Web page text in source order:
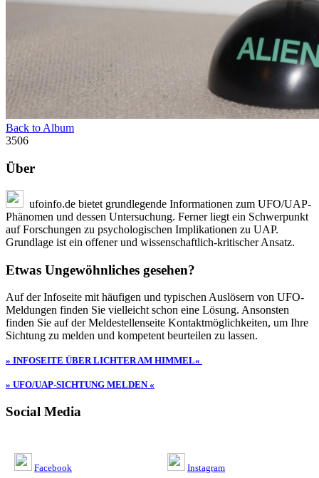
Back to Album
3506
Über
ufoinfo.de bietet grundlegende Informationen zum UFO/UAP-
Phänomen und dessen Untersuchung. Ferner liegt ein Schwerpunkt
auf Forschungen zu psychologischen Implikationen zu UAP.
Grundlage ist ein offener und wissenschaftlich-kritischer Ansatz.
Etwas Ungewöhnliches gesehen?
Auf der Infoseite mit häufigen und typischen Auslösern von UFO-
Meldungen finden Sie vielleicht schon eine Lösung. Ansonsten
finden Sie auf der Meldestellenseite Kontaktmöglichkeiten, um Ihre
Sichtung zu melden und kompetent beurteilen zu lassen.
» INFOSEITE ÜBER LICHTER AM HIMMEL«
» UFO/UAP-SICHTUNG MELDEN «
Social Media
Facebook Instagram